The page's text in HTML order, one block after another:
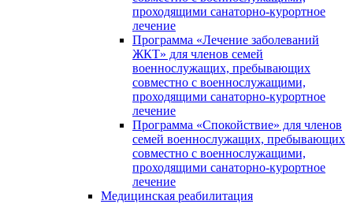
проходящими санаторно-курортное
лечение
Программа «Лечение заболеваний
ЖКТ» для членов семей
военнослужащих, пребывающих
совместно с военнослужащими,
проходящими санаторно-курортное
лечение
Программа «Спокойствие» для членов
семей военнослужащих, пребывающих
совместно с военнослужащими,
проходящими санаторно-курортное
лечение
Медицинская реабилитация